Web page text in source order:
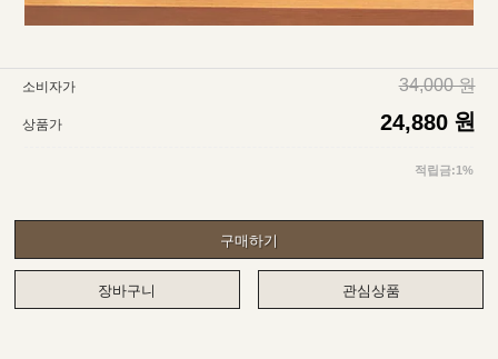
소비자가 34,000 원
상품가 24,880 원
적립금:1%
구매하기
장바구니 관심상품